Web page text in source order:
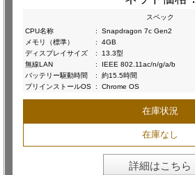
スペック
CPU名称
:
Snapdragon 7c Gen2
メモリ（標準）
:
4GB
ディスプレイサイズ
:
13.3型
無線LAN
:
IEEE 802.11ac/n/g/a/b
バッテリー駆動時間
:
約15.5時間
プリインストールOS : Chrome OS
在庫状況
在庫なし
詳細はこちら